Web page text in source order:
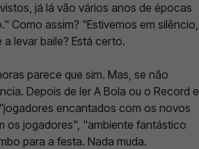
já lá vão vários anos de épocas
Como assim? "Estivemos em silêncio,
levar baile? Está certo.
parece que sim. Mas, se não
Depois de ler A Bola ou o Record e
encantados com os novos
os jogadores", "ambiente fantástico
para a festa. Nada muda.